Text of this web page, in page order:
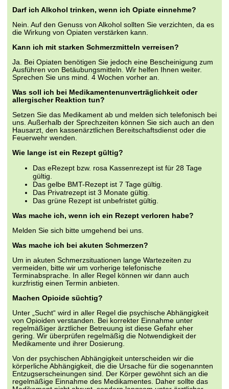
Darf ich Alkohol trinken, wenn ich Opiate einnehme?
Nein. Auf den Genuss von Alkohol sollten Sie verzichten, da es
die Wirkung von Opiaten verstärken kann.
Kann ich mit starken Schmerzmitteln verreisen?
Ja. Bei Opiaten benötigen Sie jedoch eine Bescheinigung zum
Ausführen von Betäubungsmitteln. Wir helfen Ihnen weiter.
Sprechen Sie uns mind. 4 Wochen vorher an.
Was soll ich bei Medikamentenunverträglichkeit oder
allergischer Reaktion tun?
Setzen Sie das Medikament ab und melden sich telefonisch bei
uns. Außerhalb der Sprechzeiten können Sie sich auch an den
Hausarzt, den kassenärztlichen Bereitschaftsdienst oder die
Feuerwehr wenden.
Wie lange ist ein Rezept gültig?
Das eRezept bzw. rosa Kassenrezept ist für 28 Tage
gültig.
Das gelbe BMT-Rezept ist 7 Tage gültig.
Das Privatrezept ist 3 Monate gültig.
Das grüne Rezept ist unbefristet gültig.
Was mache ich, wenn ich ein Rezept verloren habe?
Melden Sie sich bitte umgehend bei uns.
Was mache ich bei akuten Schmerzen?
Um in akuten Schmerzsituationen lange Wartezeiten zu
vermeiden, bitte wir um vorherige telefonische
Terminabsprache. In aller Regel können wir dann auch
kurzfristig einen Termin anbieten.
Machen Opioide süchtig?
Unter „Sucht“ wird in aller Regel die psychische Abhängigkeit
von Opioiden verstanden. Bei korrekter Einnahme unter
regelmäßiger ärztlicher Betreuung ist diese Gefahr eher
gering. Wir überprüfen regelmäßig die Notwendigkeit der
Medikamente und ihrer Dosierung.
Von der psychischen Abhängigkeit unterscheiden wir die
körperliche Abhängigkeit, die die Ursache für die sogenannten
Entzugserscheinungen sind. Der Körper gewöhnt sich an die
regelmäßige Einnahme des Medikamentes. Daher sollte das